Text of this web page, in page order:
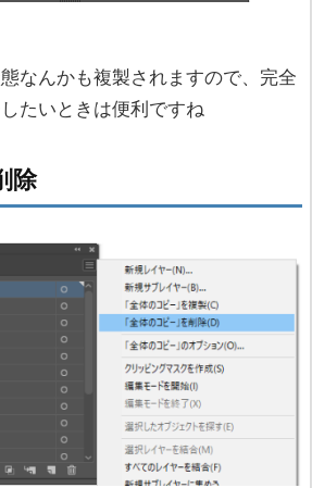
なんかも複製されますので、完全
たいときは便利ですね
除